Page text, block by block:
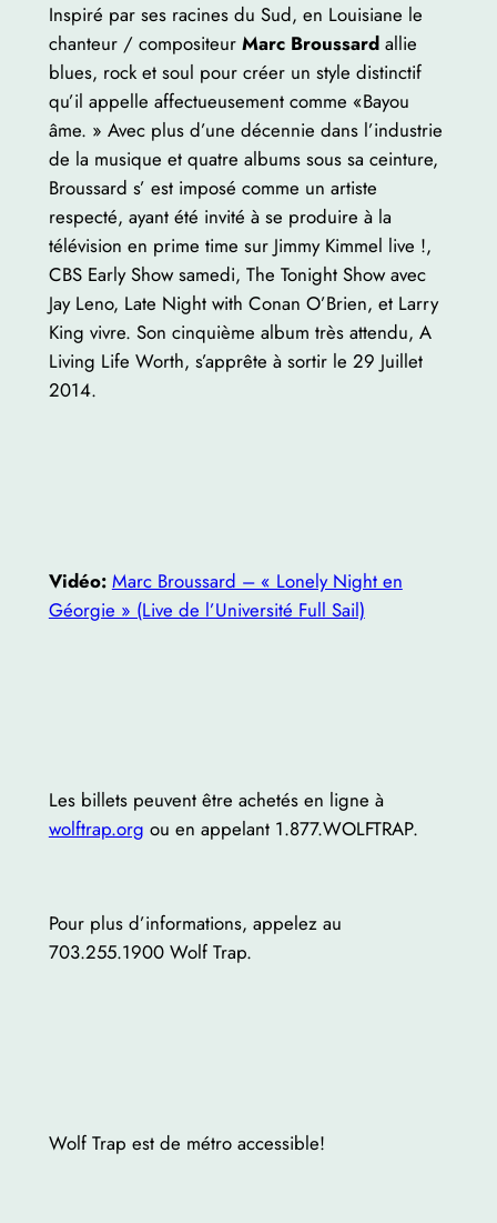
Inspiré par ses racines du Sud, en Louisiane le
chanteur / compositeur Marc Broussardallie
blues, rock et soul pour créer un style distinctif
qu’il appelle affectueusement comme «Bayou
âme. » Avec plus d’une décennie dans l’industrie
de la musique et quatre albums sous sa ceinture,
Broussard s’ est imposé comme un artiste
respecté, ayant été invité à se produire à la
télévision en prime time sur Jimmy Kimmel live !,
CBS Early Show samedi, The Tonight Show avec
Jay Leno, Late Night with Conan O’Brien, et Larry
King vivre. Son cinquième album très attendu, A
Living Life Worth, s’apprête à sortir le 29 Juillet
2014.
Vidéo: Marc Broussard – « Lonely Night en
Géorgie » (Live de l’Université Full Sail)
Les billets peuvent être achetés en ligne à
wolftrap.org ou en appelant 1.877.WOLFTRAP.
Pour plus d’informations, appelez au
703.255.1900 Wolf Trap.
Wolf Trap est de métro accessible!